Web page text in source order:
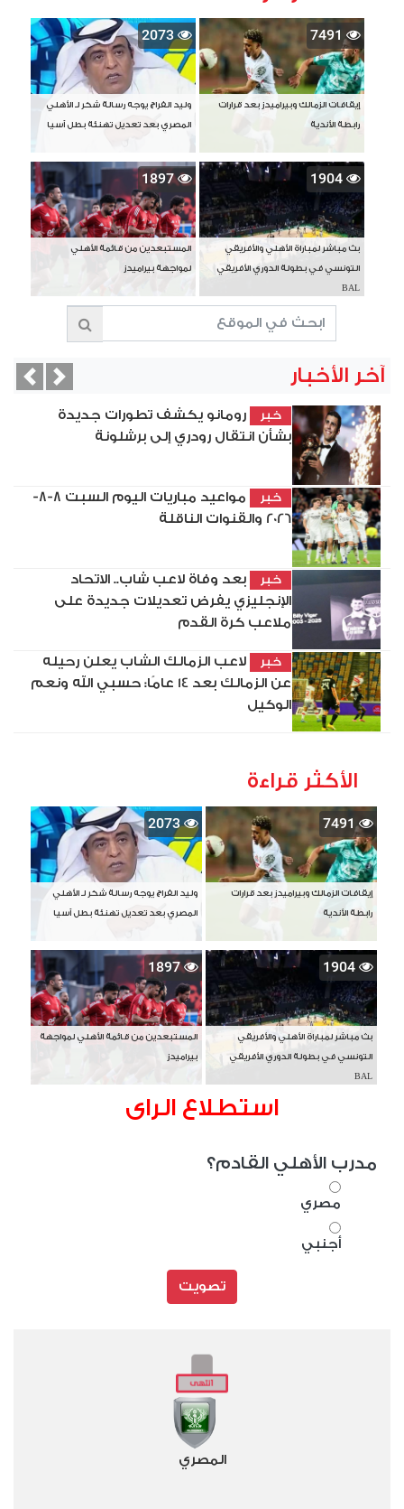
7491
إيقافات الزمالك وبيراميدز بعد قرارات
رابطة الأندية
2073
وليد الفراج يوجه رسالة شكر لـ الأهلي
المصري بعد تعديل تهنئة بطل آسيا
1904
بث مباشر لمباراة الأهلي والأفريقي
التونسي في بطولة الدوري الأفريقي
BAL
1897
المستبعدين من قائمة الأهلي
لمواجهة بيراميدز
آخر الأخبار
خبر
رومانو يكشف تطورات جديدة
بشأن انتقال رودري إلى برشلونة
خبر
مواعيد مباريات اليوم السبت 8-8-
2026 والقنوات الناقلة
خبر
بعد وفاة لاعب شاب.. الاتحاد
الإنجليزي يفرض تعديلات جديدة على
ملاعب كرة القدم
خبر
لاعب الزمالك الشاب يعلن رحيله
عن الزمالك بعد 14 عامًا: حسبي الله ونعم
الوكيل
Next
الأكثر قراءة
7491
إيقافات الزمالك وبيراميدز بعد قرارات
رابطة الأندية
2073
وليد الفراج يوجه رسالة شكر لـ الأهلي
المصري بعد تعديل تهنئة بطل آسيا
1904
بث مباشر لمباراة الأهلي والأفريقي
التونسي في بطولة الدوري الأفريقي
BAL
1897
المستبعدين من قائمة الأهلي لمواجهة
بيراميدز
استطلاع الراى
مدرب الأهلي القادم؟
مصري
أجنبي
تصويت
المصري